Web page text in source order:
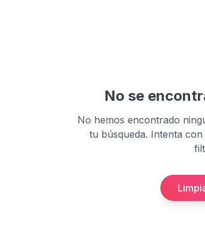
No se
No hemos encontrado
tu búsqueda. Intenta